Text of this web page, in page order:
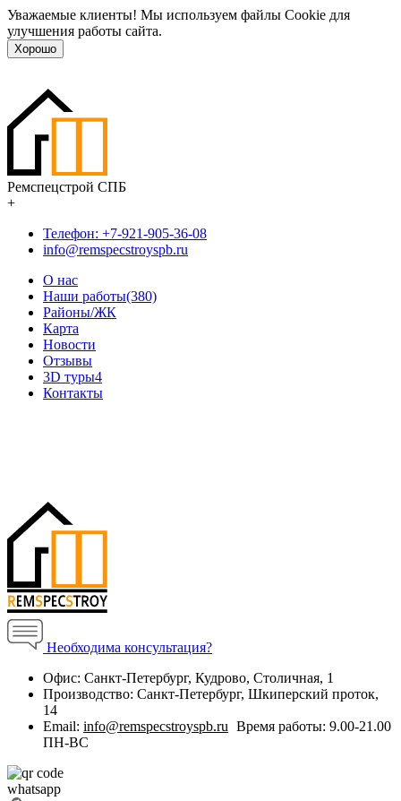
Уважаемые клиенты! Мы используем файлы Cookie для
улучшения работы сайта.
Хорошо
Ремспецстрой СПБ
+
Телефон: +7-921-905-36-08
info@remspecstroyspb.ru
О нас
Наши работы(380)
Районы/ЖК
Карта
Новости
Отзывы
3D туры4
Контакты
Необходима консультация?
Офис: Санкт-Петербург, Кудрово, Столичная, 1
Производство: Санкт-Петербург, Шкиперский проток,
14
Email: info@remspecstroyspb.ru Время работы: 9.00-21.00
ПН-ВС